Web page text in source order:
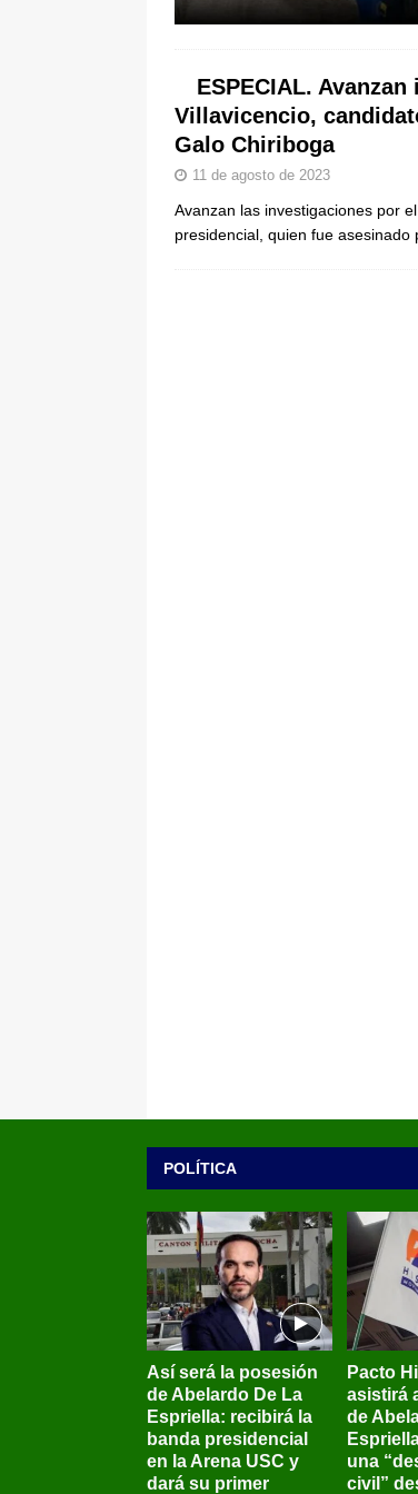
pone bajo la lupa a
De La Espriella en la
ESPECIAL.
Villavicencio,
Galo Chiriboga
11 de agosto de 2023
Avanzan las investigaciones por
presidencial, quien fue
POLÍTICA
Así será la posesión
de Abelardo De La
Espriella: recibirá la
banda presidencial
en la Arena USC y
dará su primer
Pacto
asistirá
de
una
civil”